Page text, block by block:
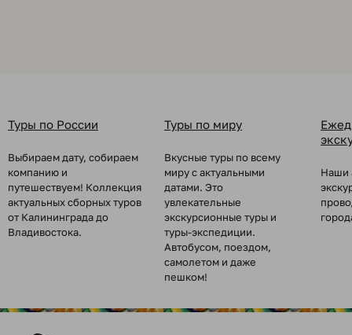
Туры по России
Выбираем дату, собираем
компанию и
путешествуем! Коллекция
актуальных сборных туров
от Калининграда до
Владивостока.
Туры по миру
Вкусные туры по всему
миру с актуальными
датами. Это
увлекательные
экскурсионные туры и
туры-экспедиции.
Автобусом, поездом,
самолетом и даже
пешком!
Наши